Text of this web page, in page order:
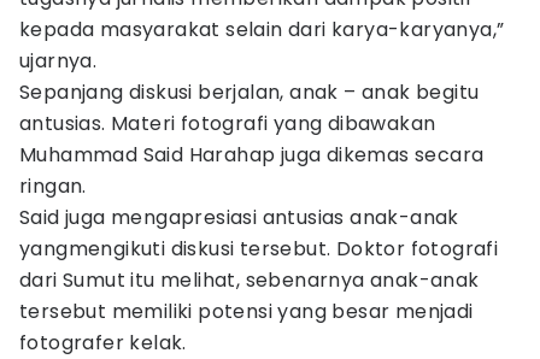
kepada masyarakat selain dari karya-karyanya,”
ujarnya.
Sepanjang diskusi berjalan, anak – anak begitu
antusias. Materi fotografi yang dibawakan
Muhammad Said Harahap juga dikemas secara
ringan.
Said juga mengapresiasi antusias anak-anak
yangmengikuti diskusi tersebut. Doktor fotografi
dari Sumut itu melihat, sebenarnya anak-anak
tersebut memiliki potensi yang besar menjadi
fotografer kelak.